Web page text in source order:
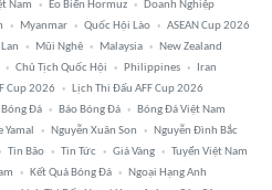
Nam Eo Biển Hormuz
Doanh Nghiệp
Myanmar Quốc Hội Lào
ASEAN Cup 2026
Mũi Nghê Malaysia
New Zealand
Chủ Tịch Quốc Hội Philippines
Iran
Cup 2026
Lịch Thi Đấu AFF Cup 2026
Bóng Đá Báo Bóng Đá
Bóng Đá Việt Nam
Yamal Nguyễn Xuân Son
Nguyễn Đình Bắc
Tin Bão Tin Tức Giá Vàng
Tuyển Việt Nam
Kết Quả Bóng Đá
Ngoại Hạng Anh